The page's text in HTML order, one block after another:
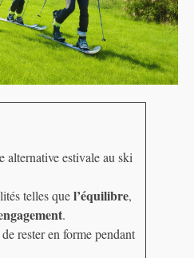
alternative estivale au ski
telles quel’équilibre,
.
rester en forme pendant